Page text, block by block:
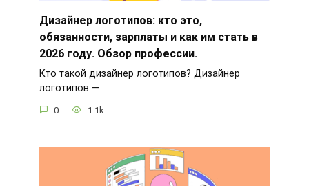
Дизайнер логотипов: кто это,
обязанности, зарплаты и как им стать в
2026 году. Обзор профессии.
Кто такой дизайнер логотипов? Дизайнер
логотипов —
0 1.1k.